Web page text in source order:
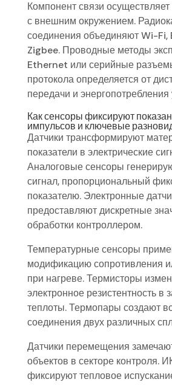
Компонент связи
с внешним окружением.
соединения объединяют Wi-
Zigbee. Проводные методы
Ethernet или серийные
протокола определяется от
передачи и энергопотребления
Как сенсоры фиксируют
импульсов и ключевые
Датчики трансформируют
показатели в электрические
Аналоговые сенсоры
сигнал, пропорциональный
показателю. Электронные
предоставляют дискретные
обработки контроллером.
Температурные сенсоры
модификацию сопротивления
при нагреве. Термисторы
электронное резистентность в
теплоты. Термопары создают
соединения двух различных
Датчики перемещения
объектов в секторе контроля.
фиксируют тепловое